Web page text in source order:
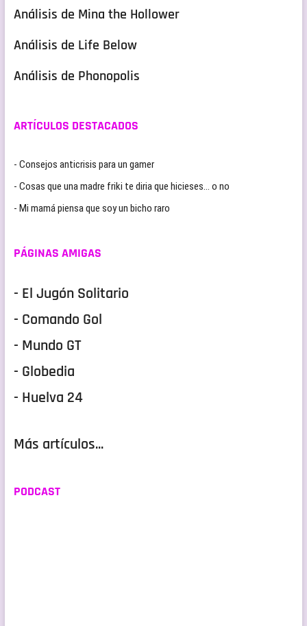
Análisis de Mina the Hollower
Análisis de Life Below
Análisis de Phonopolis
ARTÍCULOS DESTACADOS
- Consejos anticrisis para un gamer
- Cosas que una madre friki te diria que hicieses… o no
- Mi mamá piensa que soy un bicho raro
PÁGINAS AMIGAS
- El Jugón Solitario
- Comando Gol
- Mundo GT
- Globedia
- Huelva 24
Más artículos...
PODCAST